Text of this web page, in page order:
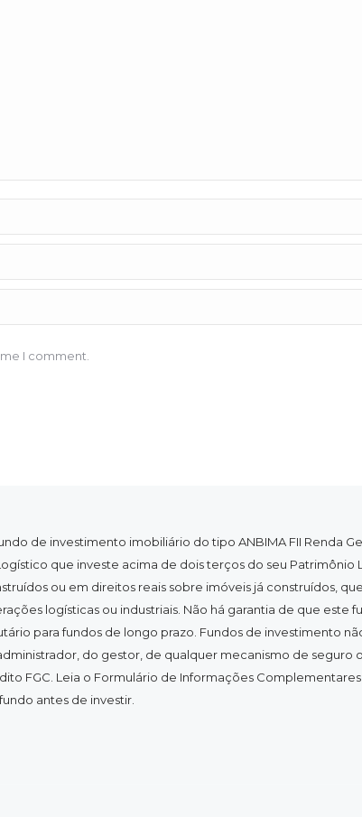
I comment.
de investimento imobiliário do tipo ANBIMA FII Renda
que investe acima de dois terços do seu Patrimônio
ou em direitos reais sobre imóveis já construídos,
logísticas ou industriais. Não há garantia de que este
para fundos de longo prazo. Fundos de investimento
do gestor, de qualquer mecanismo de seguro
FGC. Leia o Formulário de Informações
antes de investir.